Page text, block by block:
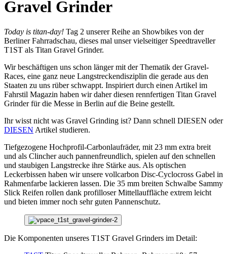
Gravel Grinder
Today is titan-day! Tag 2 unserer Reihe an Showbikes von der
Berliner Fahrradschau, dieses mal unser vielseitiger Speedtraveller
T1ST als Titan Gravel Grinder.
Wir beschäftigen uns schon länger mit der Thematik der Gravel-
Races, eine ganz neue Langstreckendisziplin die gerade aus den
Staaten zu uns rüber schwappt. Inspiriert durch einen Artikel im
Fahrstil Magazin haben wir daher diesen rennfertigen Titan Gravel
Grinder für die Messe in Berlin auf die Beine gestellt.
Ihr wisst nicht was Gravel Grinding ist? Dann schnell DIESEN oder
DIESEN Artikel studieren.
Tiefgezogene Hochprofil-Carbonlaufräder, mit 23 mm extra breit
und als Clincher auch pannenfreundlich, spielen auf den schnellen
und staubigen Langstrecke ihre Stärke aus. Als optischen
Leckerbissen haben wir unsere vollcarbon Disc-Cyclocross Gabel in
Rahmenfarbe lackieren lassen. Die 35 mm breiten Schwalbe Sammy
Slick Reifen rollen dank profilloser Mittellauffläche extrem leicht
und bieten immer noch sehr guten Pannenschutz.
Die Komponenten unseres T1ST Gravel Grinders im Detail: